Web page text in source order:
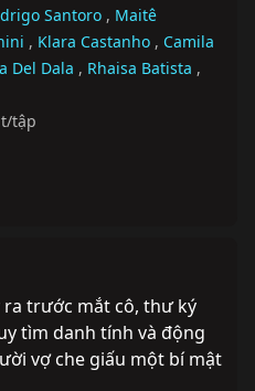
Santoro , Maitê
, Klara Castanho , Camila
Del Dala , Rhaisa Batista ,
tập
ra trước mắt cô, thư ký
tìm danh tính và động
vợ che giấu một bí mật